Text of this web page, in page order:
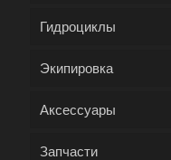
Гидроциклы
Экипировка
Аксессуары
Запчасти